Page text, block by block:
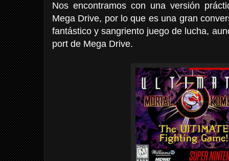
Nos encontramos con una versión
Mega Drive, por lo que es una gran
fantástico y sangriento juego de lucha,
port de Mega Drive.